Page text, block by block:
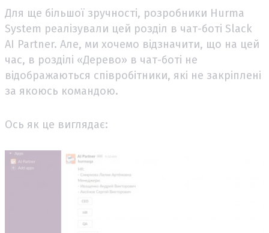
Для ще більшої зручності, розробники Hurma
System реалізували цей розділ в чат-боті Slack
AI Partner. Але, ми хочемо відзначити, що на цей
час, в розділі «Дерево» в чат-боті не
відображаються співробітники, які не закріплені
за якоюсь командою.
Ось як це виглядає: